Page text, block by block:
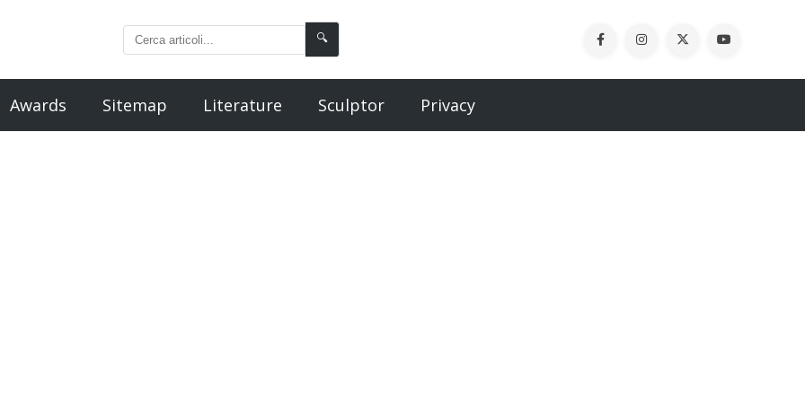
🔍
Awards Sitemap Literature Sculptor Privacy